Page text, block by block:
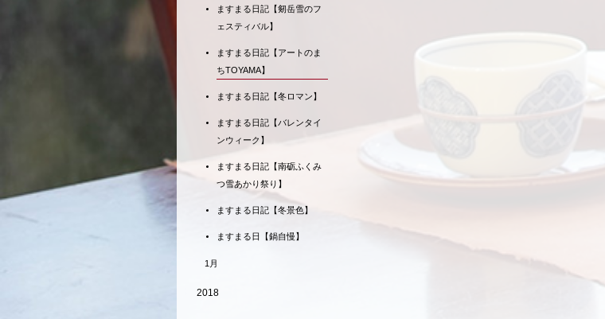
ますまる日記【剱岳雪のフ
ェスティバル】
ますまる日記【アートのま
ちTOYAMA】
ますまる日記【冬ロマン】
ますまる日記【バレンタイ
ンウィーク】
ますまる日記【南砺ふくみ
つ雪あかり祭り】
ますまる日記【冬景色】
ますまる日【鍋自慢】
1月
2018